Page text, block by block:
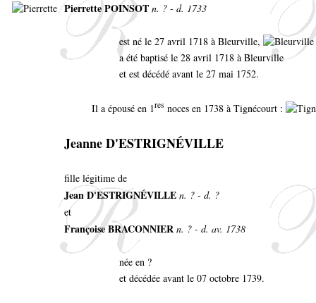
Pierrette POINSOT n. ? - d. 1733
est né le 27 avril 1718 à Bleurville,
a été baptisé le 28 avril 1718 à Bleurville
et est décédé avant le 27 mai 1752.
Il a épousé en 1res noces en 1738 à Tignécourt :
Jeanne D'ESTRIGNÉVILLE
fille légitime de
Jean D'ESTRIGNÉVILLE n. ? - d. ?
et
Françoise BRACONNIER n. ? - d. av. 1738
née en ?
et décédée avant le 07 octobre 1739.